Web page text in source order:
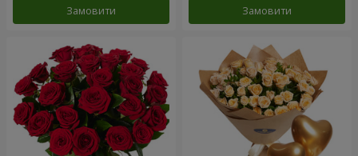
Замовити Замовити